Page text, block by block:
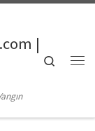
|
Search